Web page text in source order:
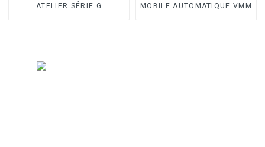
ATELIER SÉRIE G
MOBILE AUTOMATIQUE VMM